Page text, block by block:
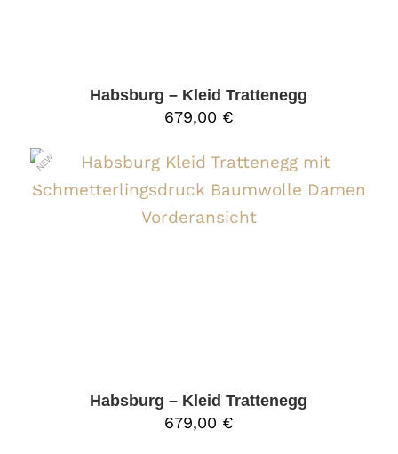
Habsburg – Kleid Trattenegg
679,00 €
NEW
Habsburg – Kleid Trattenegg
679,00 €